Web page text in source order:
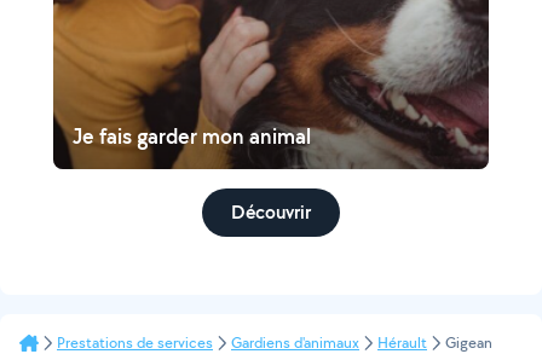
Je fais garder mon animal
Découvrir
Prestations de services Gardiens d'animaux Hérault Gigean